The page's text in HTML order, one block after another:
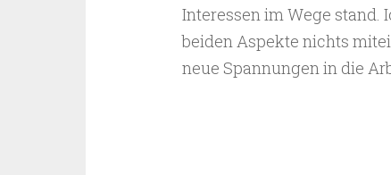
Interessen im Wege
beiden Aspekte nichts
neue Spannungen in die